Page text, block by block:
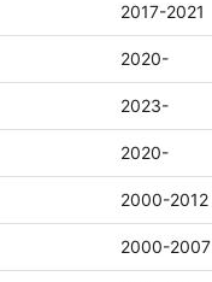
2017-2021
2020-
2023-
2020-
2000-2012
2000-2007